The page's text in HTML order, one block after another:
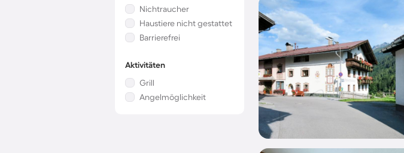
Nichtraucher
Haustiere nicht gestattet
Barrierefrei
Aktivitäten
Grill
Angelmöglichkeit